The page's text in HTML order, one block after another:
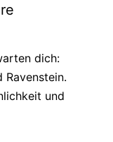
dich:
Ravenstein.
und